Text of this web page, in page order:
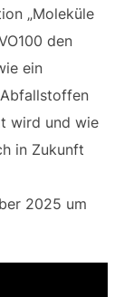
„Moleküle
den
ein
wird und wie
in Zukunft
2025 um